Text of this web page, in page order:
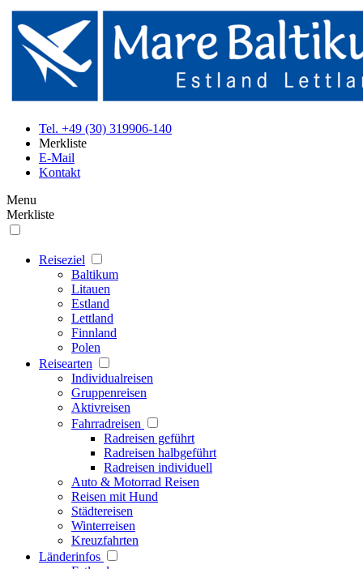
Tel. +49 (30) 319906-140
Merkliste
E-Mail
Kontakt
Menu
Merkliste
Reiseziel
Baltikum
Litauen
Estland
Lettland
Finnland
Polen
Reisearten
Individualreisen
Gruppenreisen
Aktivreisen
Fahrradreisen
Radreisen geführt
Radreisen halbgeführt
Radreisen individuell
Auto & Motorrad Reisen
Reisen mit Hund
Städtereisen
Winterreisen
Kreuzfahrten
Länderinfos